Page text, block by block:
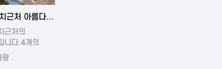
11-16 15:32
근처 아름다운
근처의
니다.4개의
방과…
왕